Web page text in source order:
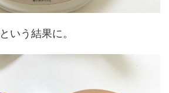
いう結果に。